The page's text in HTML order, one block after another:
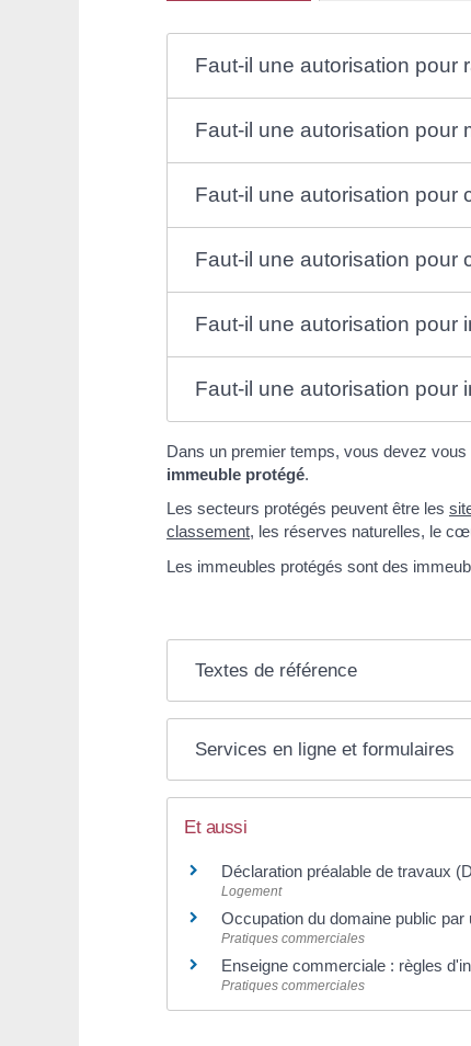
Faut-il une autorisation pour
Faut-il une autorisation pour
Faut-il une autorisation pour
Faut-il une autorisation pour
Faut-il une autorisation pour
Faut-il une autorisation pour
Dans un premier temps, vous devez
immeuble protégé.
Les secteurs protégés peuvent être les
classement, les réserves naturelles, le
Les immeubles protégés sont des
Textes de référence
Services en ligne et formulaires
Et aussi
Déclaration préalable de travaux
Logement
Occupation du domaine public
Pratiques commerciales
Enseigne commerciale : règles
Pratiques commerciales